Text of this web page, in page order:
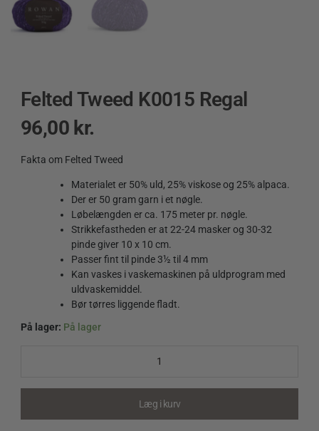
Felted Tweed K0015 Regal
96,00 kr.
Fakta om Felted Tweed
Materialet er 50% uld, 25% viskose og 25% alpaca.
Der er 50 gram garn i et nøgle.
Løbelængden er ca. 175 meter pr. nøgle.
Strikkefastheden er at 22-24 masker og 30-32
pinde giver 10 x 10 cm.
Passer fint til pinde 3½ til 4 mm
Kan vaskes i vaskemaskinen på uldprogram med
uldvaskemiddel.
Bør tørres liggende fladt.
På lager: På lager
Felted
Læg i kurv